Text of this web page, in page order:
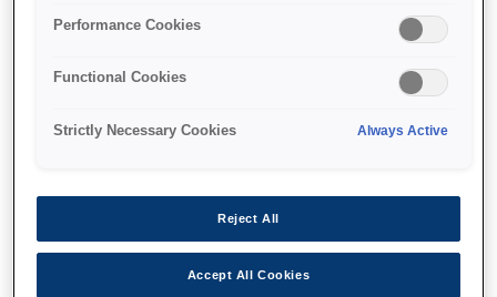
Функції
Performance Cookies
Functional Cookies
Strictly Necessary Cookies Always Active
Reject All
Accept All Cookies